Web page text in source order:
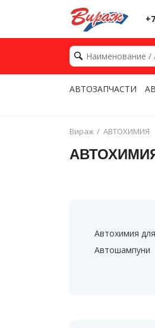
АВТОЗАПЧАСТИ
Вираж АВТОХИМИЯ
Автохимия
Автошампуни